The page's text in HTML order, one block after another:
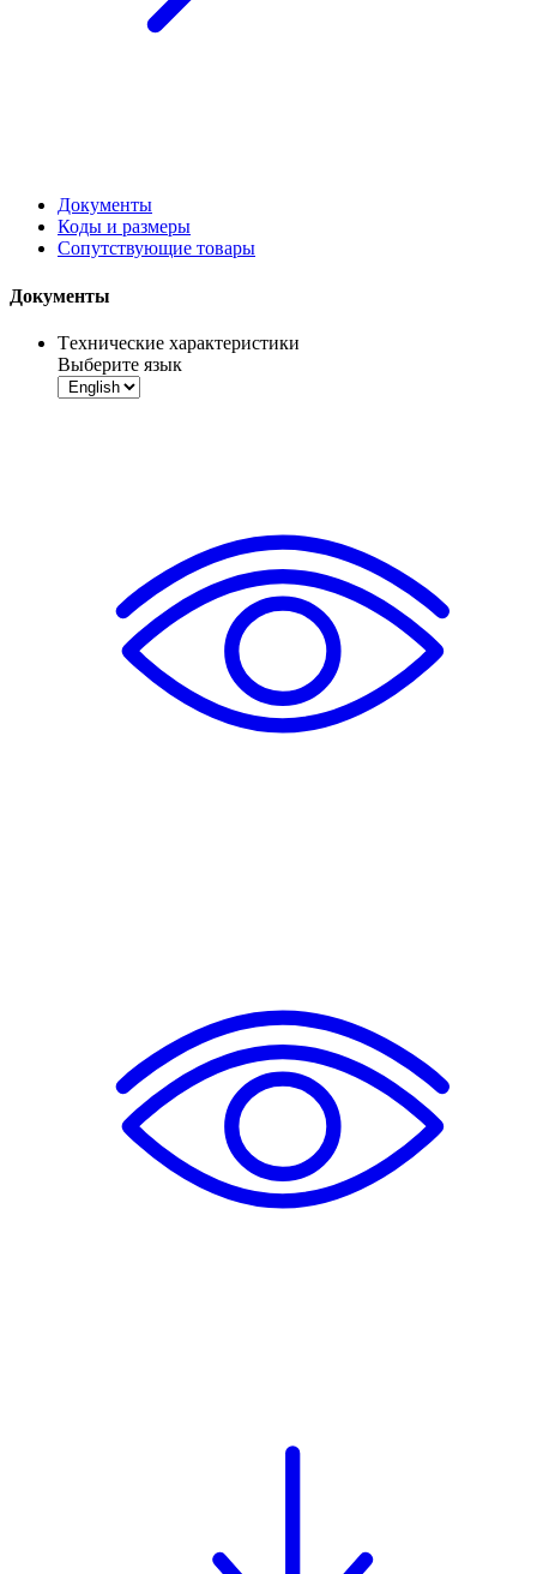
Документы
Коды и размеры
Сопутствующие товары
Документы
Tехнические характеристики
Выберите язык